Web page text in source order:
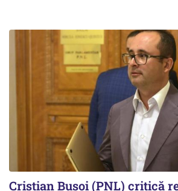
Cristian Bușoi (PNL) critică